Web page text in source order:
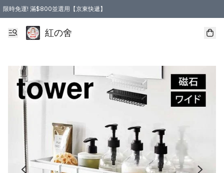
限時免運! 滿$800並選用【京東快遞】
紅の舍